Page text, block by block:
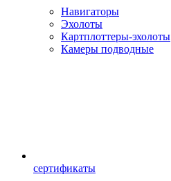
Навигаторы
Эхолоты
Картплоттеры-эхолоты
Камеры подводные
сертификаты